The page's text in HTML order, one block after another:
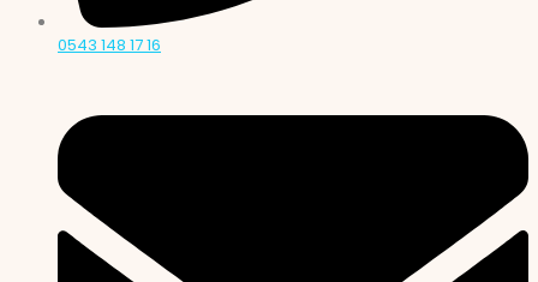
0543 148 17 16